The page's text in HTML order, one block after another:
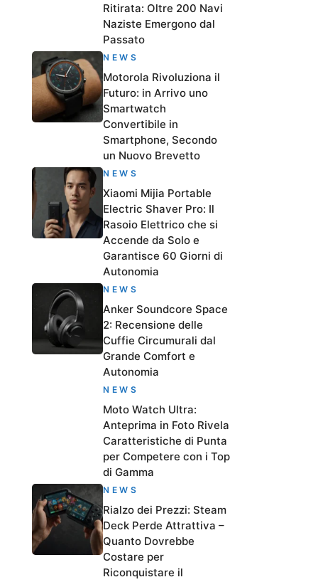
Ritirata: Oltre 200 Navi
Naziste Emergono dal
Passato
NEWS
Motorola Rivoluziona il
Futuro: in Arrivo uno
Smartwatch
Convertibile in
Smartphone, Secondo
un Nuovo Brevetto
NEWS
Xiaomi Mijia Portable
Electric Shaver Pro: Il
Rasoio Elettrico che si
Accende da Solo e
Garantisce 60 Giorni di
Autonomia
NEWS
Anker Soundcore Space
2: Recensione delle
Cuffie Circumurali dal
Grande Comfort e
Autonomia
NEWS
Moto Watch Ultra:
Anteprima in Foto Rivela
Caratteristiche di Punta
per Competere con i Top
di Gamma
NEWS
Rialzo dei Prezzi: Steam
Deck Perde Attrattiva –
Quanto Dovrebbe
Costare per
Riconquistare il